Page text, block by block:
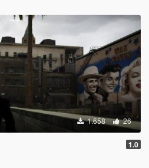
1.658 26
1.0